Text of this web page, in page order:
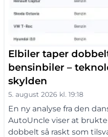
Elbiler taper
bensinbiler –
skylden
5. august 2026 kl. 19:18
En ny analyse fra den
AutoUncle viser at
dobbelt så raskt som